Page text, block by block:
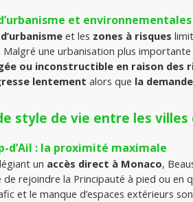
et environnementales
et les zones à risques
Malgré une urbanisation plus
ou inconstructible en raison des
lentement alors que la
style de vie entre les
d’Ail : la proximité maximale
un accès direct à Monaco,
rejoindre la Principauté à pied ou en
et le manque d’espaces extérieurs